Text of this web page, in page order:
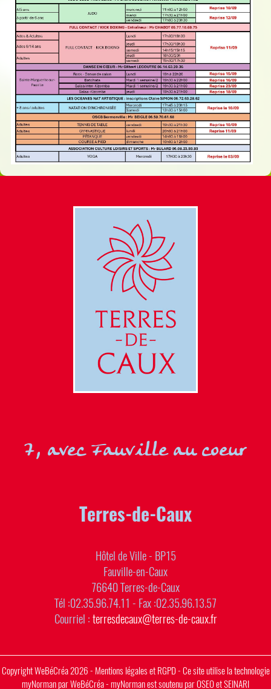
7, avec Fauville au coeur
Terres-de-Caux
Hôtel de Ville - BP15
Fauville-en-Caux
76640 Terres-de-Caux
Tél :02.35.96.74.11 - Fax :02.35.96.13.57
Courriel :terresdecaux@terres-de-caux.fr
CopyrightWeBéCréa2026 - Mentions légales et RGPD- Ce site utilise la technologie
myNormanparWeBéCréa- myNorman est soutenu parOSEOetSEINARI